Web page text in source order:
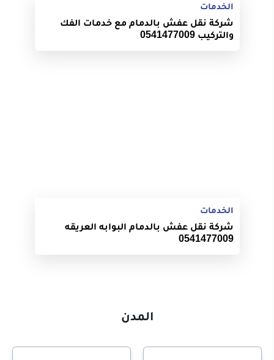
الخدمات
شركة نقل عفش بالدمام مع خدمات الفك
والتركيب 0541477009
الخدمات
شركة نقل عفش بالدمام البوابه العريقه
0541477009
المدن